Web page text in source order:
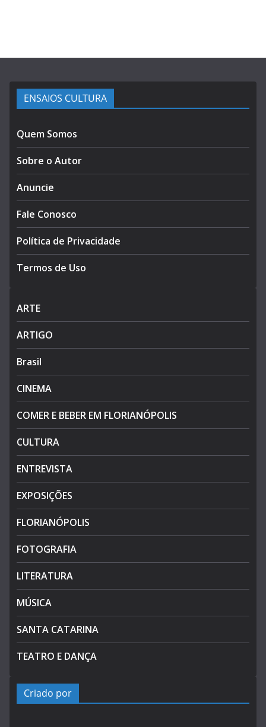
ENSAIOS CULTURA
Quem Somos
Sobre o Autor
Anuncie
Fale Conosco
Política de Privacidade
Termos de Uso
ARTE
ARTIGO
Brasil
CINEMA
COMER E BEBER EM FLORIANÓPOLIS
CULTURA
ENTREVISTA
EXPOSIÇÕES
FLORIANÓPOLIS
FOTOGRAFIA
LITERATURA
MÚSICA
SANTA CATARINA
TEATRO E DANÇA
Criado por